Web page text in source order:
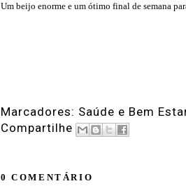
Um beijo enorme e um ótimo final de semana
Marcadores: Saúde e Bem
Compartilhe
0 COMENTÁRIO